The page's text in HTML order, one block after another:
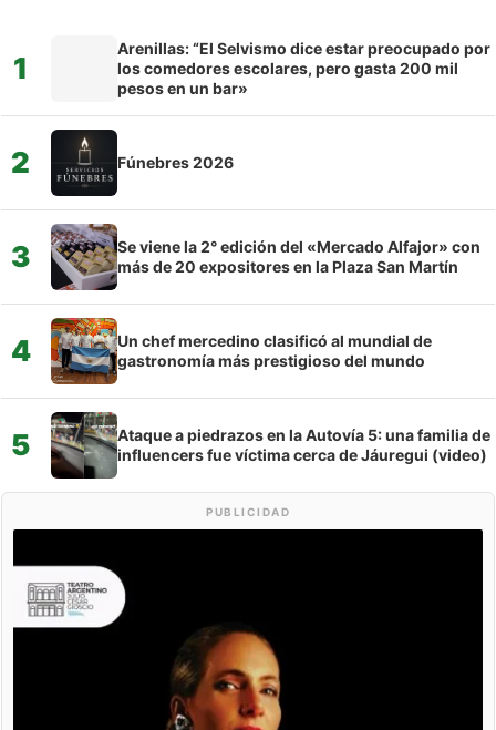
1
Arenillas: “El Selvismo dice estar preocupado por
los comedores escolares, pero gasta 200 mil
pesos en un bar»
2 Fúnebres 2026
3
Se viene la 2° edición del «Mercado Alfajor» con
más de 20 expositores en la Plaza San Martín
4
Un chef mercedino clasificó al mundial de
gastronomía más prestigioso del mundo
5
Ataque a piedrazos en la Autovía 5: una familia de
influencers fue víctima cerca de Jáuregui (video)
PUBLICIDAD